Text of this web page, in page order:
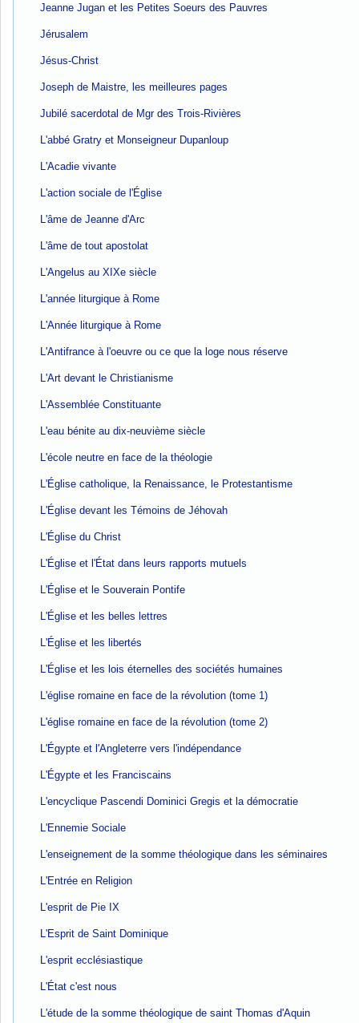
Jeanne Jugan et les Petites Soeurs des Pauvres
Jérusalem
Jésus-Christ
Joseph de Maistre, les meilleures pages
Jubilé sacerdotal de Mgr des Trois-Rivières
L'abbé Gratry et Monseigneur Dupanloup
L'Acadie vivante
L'action sociale de l'Église
L'âme de Jeanne d'Arc
L'âme de tout apostolat
L'Angelus au XIXe siècle
L'année liturgique à Rome
L'Année liturgique à Rome
L'Antifrance à l'oeuvre ou ce que la loge nous réserve
L'Art devant le Christianisme
L'Assemblée Constituante
L'eau bénite au dix-neuvième siècle
L'école neutre en face de la théologie
L'Église catholique, la Renaissance, le Protestantisme
L'Église devant les Témoins de Jéhovah
L'Église du Christ
L'Église et l'État dans leurs rapports mutuels
L'Église et le Souverain Pontife
L'Église et les belles lettres
L'Église et les libertés
L'Église et les lois éternelles des sociétés humaines
L'église romaine en face de la révolution (tome 1)
L'église romaine en face de la révolution (tome 2)
L'Égypte et l'Angleterre vers l'indépendance
L'Égypte et les Franciscains
L'encyclique Pascendi Dominici Gregis et la démocratie
L'Ennemie Sociale
L'enseignement de la somme théologique dans les séminaires
L'Entrée en Religion
L'esprit de Pie IX
L'Esprit de Saint Dominique
L'esprit ecclésiastique
L'État c'est nous
L'étude de la somme théologique de saint Thomas d'Aquin